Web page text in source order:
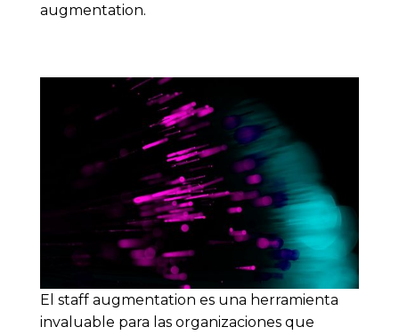
augmentation.
El staff augmentation es una herramienta
invaluable para las organizaciones que